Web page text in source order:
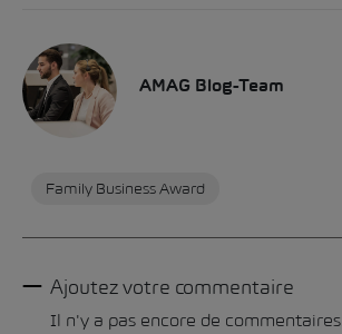
AMAG Blog-Team
Family Business Award
Ajoutez votre commentaire
Il n'y a pas encore de commentaires.